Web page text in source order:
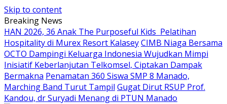
Skip to content
Breaking News
HAN 2026, 36 Anak The Purposeful Kids Pelatihan
Hospitality di Murex Resort KalaseyCIMB Niaga Bersama
OCTO Dampingi Keluarga Indonesia Wujudkan Mimpi
Inisiatif Keberlanjutan Telkomsel, Ciptakan Dampak
Bermakna Penamatan 360 Siswa SMP 8 Manado,
Marching Band Turut Tampil Gugat Dirut RSUP Prof.
Kandou, dr Suryadi Menang di PTUN Manado